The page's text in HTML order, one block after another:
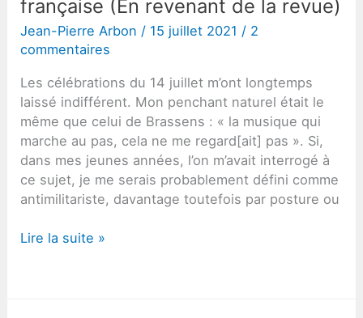
française (En revenant de la revue)
Jean-Pierre Arbon / 15 juillet 2021 / 2
commentaires
Les célébrations du 14 juillet m’ont longtemps
laissé indifférent. Mon penchant naturel était le
même que celui de Brassens : « la musique qui
marche au pas, cela ne me regard[ait] pas ». Si,
dans mes jeunes années, l’on m’avait interrogé à
ce sujet, je me serais probablement défini comme
antimilitariste, davantage toutefois par posture ou
Voir
Lire la suite »